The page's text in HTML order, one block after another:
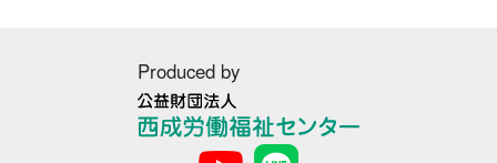
Produced by